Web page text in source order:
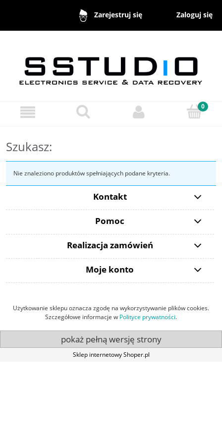
Zarejestruj się Zaloguj się
Szukasz:
Nie znaleziono produktów spełniających podane kryteria.
Kontakt
Pomoc
Realizacja zamówień
Moje konto
Użytkowanie sklepu oznacza zgodę na wykorzystywanie plików cookies.
Szczegółowe informacje w Polityce prywatności.
pokaż pełną wersję strony
Sklep internetowy Shoper.pl